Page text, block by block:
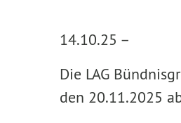
14.10.25 –
Die LAG
den 20.11.2025